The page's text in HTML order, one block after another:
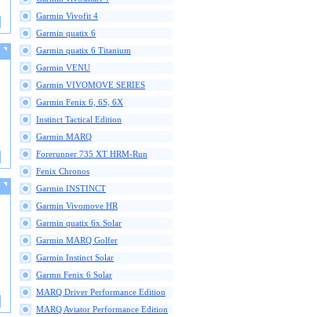
Garmin Vivofit 4
Garmin quatix 6
Garmin quatix 6 Titanium
Garmin VENU
Garmin VIVOMOVE SERIES
Garmin Fenix 6, 6S, 6X
Instinct Tactical Edition
Garmin MARQ
Forerunner 735 XT HRM-Run
Fenix Chronos
Garmin INSTINCT
Garmin Vivomove HR
Garmin quatix 6x Solar
Garmin MARQ Golfer
Garmin Instinct Solar
Garmn Fenix 6 Solar
MARQ Driver Performance Edition
MARQ Aviator Performance Edition